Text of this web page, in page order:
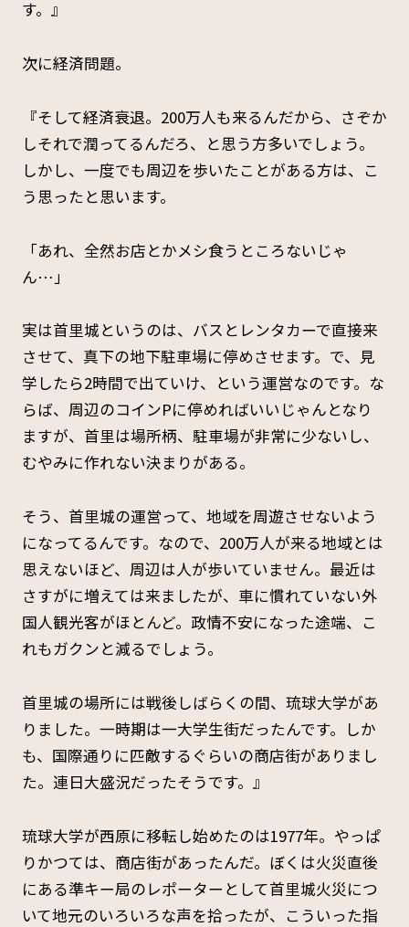
す。』
次に経済問題。
『そして経済衰退。200万人も来るんだから、さぞか
しそれで潤ってるんだろ、と思う方多いでしょう。
しかし、一度でも周辺を歩いたことがある方は、こ
う思ったと思います。
「あれ、全然お店とかメシ食うところないじゃ
ん…」
実は首里城というのは、バスとレンタカーで直接来
させて、真下の地下駐車場に停めさせます。で、見
学したら2時間で出ていけ、という運営なのです。な
らば、周辺のコインPに停めればいいじゃんとなり
ますが、首里は場所柄、駐車場が非常に少ないし、
むやみに作れない決まりがある。
そう、首里城の運営って、地域を周遊させないよう
になってるんです。なので、200万人が来る地域とは
思えないほど、周辺は人が歩いていません。最近は
さすがに増えては来ましたが、車に慣れていない外
国人観光客がほとんど。政情不安になった途端、こ
れもガクンと減るでしょう。
首里城の場所には戦後しばらくの間、琉球大学があ
りました。一時期は一大学生街だったんです。しか
も、国際通りに匹敵するぐらいの商店街がありまし
た。連日大盛況だったそうです。』
琉球大学が西原に移転し始めたのは1977年。やっぱ
りかつては、商店街があったんだ。ぼくは火災直後
にある準キー局のレポーターとして首里城火災につ
いて地元のいろいろな声を拾ったが、こういった指